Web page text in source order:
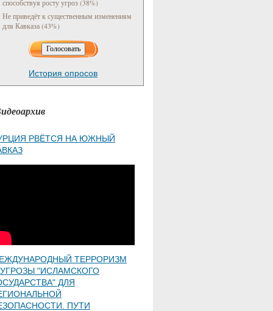
способствуя росту угроз (38%)
Не приведёт к существенным изменениям
для Кавказа (43%)
История опросов
РВЁТСЯ НА ЮЖНЫЙ
ТЕРРОРИЗМ
"ИСЛАМСКОГО
ДЛЯ
ПУТИ